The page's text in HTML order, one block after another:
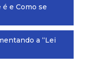
e Como se
a “Lei